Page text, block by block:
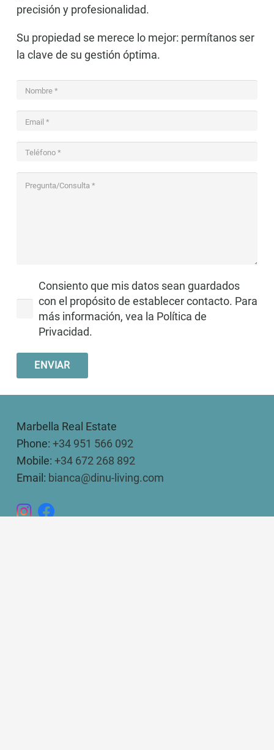
precisión y profesionalidad.
Su propiedad se merece lo mejor: permítanos ser
la clave de su gestión óptima.
Consiento que mis datos sean guardados
con el propósito de establecer contacto. Para
más información, vea la Política de
Privacidad.
ENVIAR
Marbella Real Estate
Phone: +34 951 566 092
Mobile: +34 672 268 892
Email: bianca@dinu-living.com